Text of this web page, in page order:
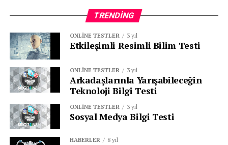
TRENDING
ONLINE TESTLER 3 yıl
Etkileşimli Resimli Bilim Testi
ONLINE TESTLER 3 yıl
Arkadaşlarınla Yarışabileceğin
Teknoloji Bilgi Testi
ONLINE TESTLER 3 yıl
Sosyal Medya Bilgi Testi
HABERLER 8 yıl